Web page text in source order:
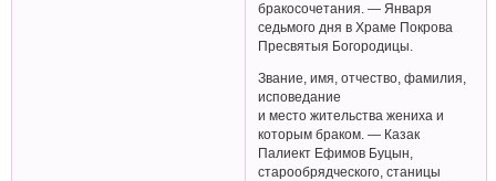
бракосочетания. — Января
седьмого дня в Храме Покрова
Пресвятыя Богородицы.
Звание, имя, отчество, фамилия,
исповедание
и место жительства жениха и
которым браком. — Казак
Палиект Ефимов Буцын,
старообрядческого, станицы